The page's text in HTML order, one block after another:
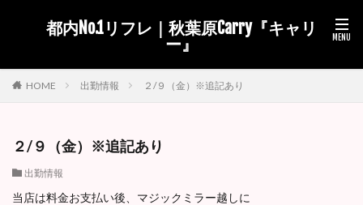
都内No.1リフレ｜秋葉原Carry『キャリ
ー』
HOME 出勤情報 ２/９（金）※追記あり
２/９（金）※追記あり
出勤情報
当店は料金お支払い後、マジックミラー越しに